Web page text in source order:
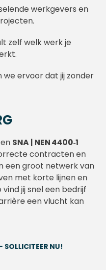
werkgevers en
zelf welk werk je
we ervoor dat jij zonder
en SNA | NEN 4400‑1
contracten en
een groot netwerk van
met korte lijnen en
jij snel een bedrijf
een vlucht kan
NU!